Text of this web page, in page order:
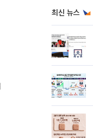
최신 뉴스